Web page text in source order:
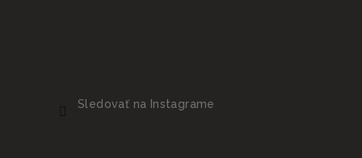
Sledovať na Instagrame